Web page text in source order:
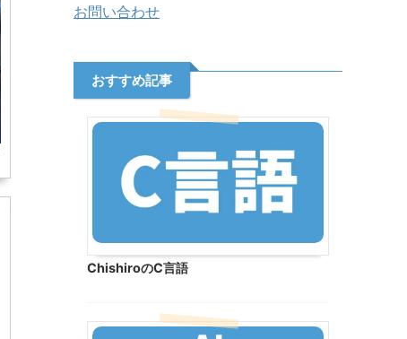
お問い合わせ
おすすめ記事
ChishiroのC言語